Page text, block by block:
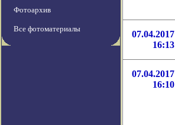
Фотоархив
Все фотоматериалы
07.04.2017
16:13
07.04.2017
16:10